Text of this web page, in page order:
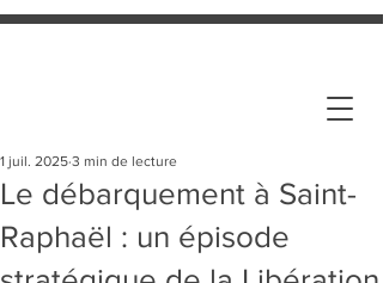
Le débarquement à Saint-
Raphaël : un épisode
1 juil. 2025 3 min de lecture